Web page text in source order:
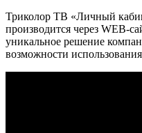
Триколор ТВ «Личный
производится через WEB-
уникальное решение
возможности